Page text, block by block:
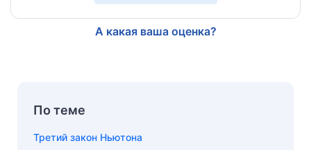
А какая ваша оценка?
По теме
Третий закон Ньютона